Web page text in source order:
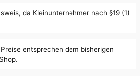
da Kleinunternehmer nach §19 (1)
entsprechen dem bisherigen